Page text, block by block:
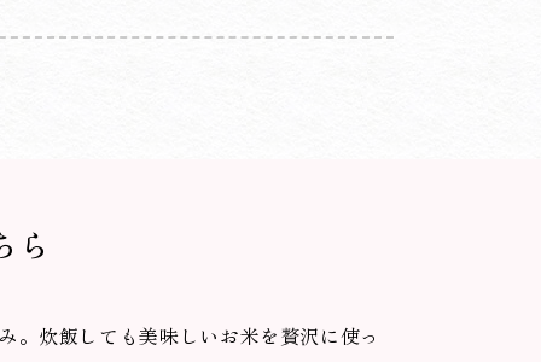
ら
。炊飯しても美味しいお米を贅沢に使っ